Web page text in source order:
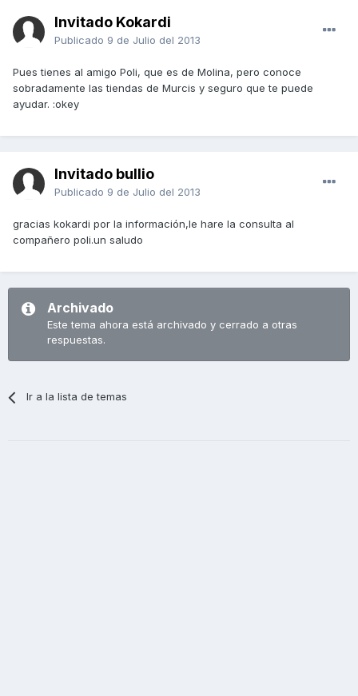
Invitado Kokardi
Publicado 9 de Julio del 2013
Pues tienes al amigo Poli, que es de Molina, pero conoce
sobradamente las tiendas de Murcis y seguro que te puede
ayudar. :okey
Invitado bullio
Publicado 9 de Julio del 2013
gracias kokardi por la información,le hare la consulta al
compañero poli.un saludo
Archivado
Este tema ahora está archivado y cerrado a otras
respuestas.
Ir a la lista de temas